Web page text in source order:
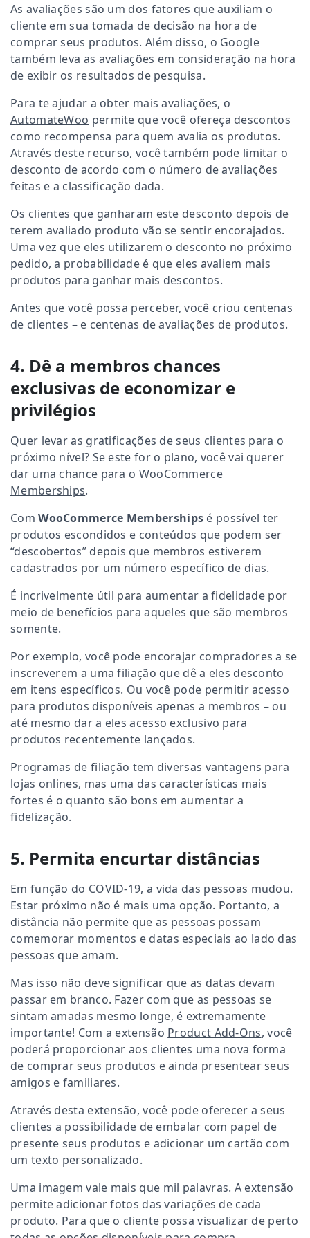
As avaliações são um dos fatores que auxiliam o
cliente em sua tomada de decisão na hora de
comprar seus produtos. Além disso, o Google
também leva as avaliações em consideração na hora
de exibir os resultados de pesquisa.
Para te ajudar a obter mais avaliações, o
AutomateWoo permite que você ofereça descontos
como recompensa para quem avalia os produtos.
Através deste recurso, você também pode limitar o
desconto de acordo com o número de avaliações
feitas e a classificação dada.
Os clientes que ganharam este desconto depois de
terem avaliado produto vão se sentir encorajados.
Uma vez que eles utilizarem o desconto no próximo
pedido, a probabilidade é que eles avaliem mais
produtos para ganhar mais descontos.
Antes que você possa perceber, você criou centenas
de clientes – e centenas de avaliações de produtos.
4. Dê a membros chances
exclusivas de economizar e
privilégios
Quer levar as gratificações de seus clientes para o
próximo nível? Se este for o plano, você vai querer
dar uma chance para o WooCommerce
Memberships.
ComWooCommerce Memberships é possível ter
produtos escondidos e conteúdos que podem ser
“descobertos” depois que membros estiverem
cadastrados por um número específico de dias.
É incrivelmente útil para aumentar a fidelidade por
meio de benefícios para aqueles que são membros
somente.
Por exemplo, você pode encorajar compradores a se
inscreverem a uma filiação que dê a eles desconto
em itens específicos. Ou você pode permitir acesso
para produtos disponíveis apenas a membros – ou
até mesmo dar a eles acesso exclusivo para
produtos recentemente lançados.
Programas de filiação tem diversas vantagens para
lojas onlines, mas uma das características mais
fortes é o quanto são bons em aumentar a
fidelização.
5. Permita encurtar distâncias
Em função do COVID-19, a vida das pessoas mudou.
Estar próximo não é mais uma opção. Portanto, a
distância não permite que as pessoas possam
comemorar momentos e datas especiais ao lado das
pessoas que amam.
Mas isso não deve significar que as datas devam
passar em branco. Fazer com que as pessoas se
sintam amadas mesmo longe, é extremamente
importante! Com a extensão Product Add-Ons, você
poderá proporcionar aos clientes uma nova forma
de comprar seus produtos e ainda presentear seus
amigos e familiares.
Através desta extensão, você pode oferecer a seus
clientes a possibilidade de embalar com papel de
presente seus produtos e adicionar um cartão com
um texto personalizado.
Uma imagem vale mais que mil palavras. A extensão
permite adicionar fotos das variações de cada
produto. Para que o cliente possa visualizar de perto